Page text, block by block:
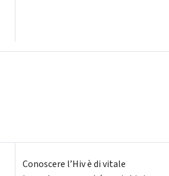
Conoscere l’Hiv è di vitale